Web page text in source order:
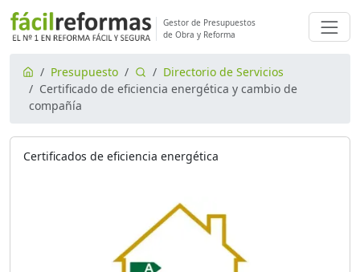
Gestor de Presupuestos
de Obra y Reforma
Presupuesto
Directorio de Servicios
Certificado de eficiencia energética y cambio de
compañía
Certificados de eficiencia energética